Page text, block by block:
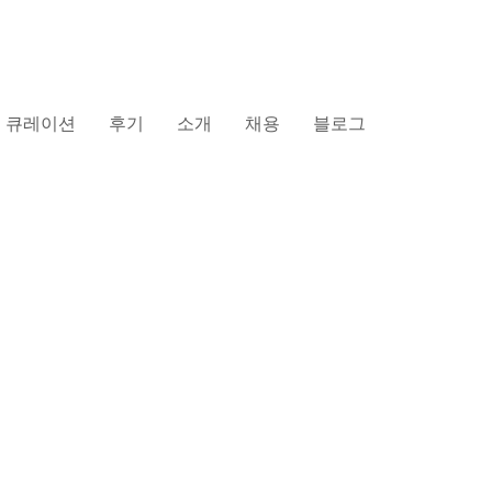
큐레이션 후기 소개 채용 블로그